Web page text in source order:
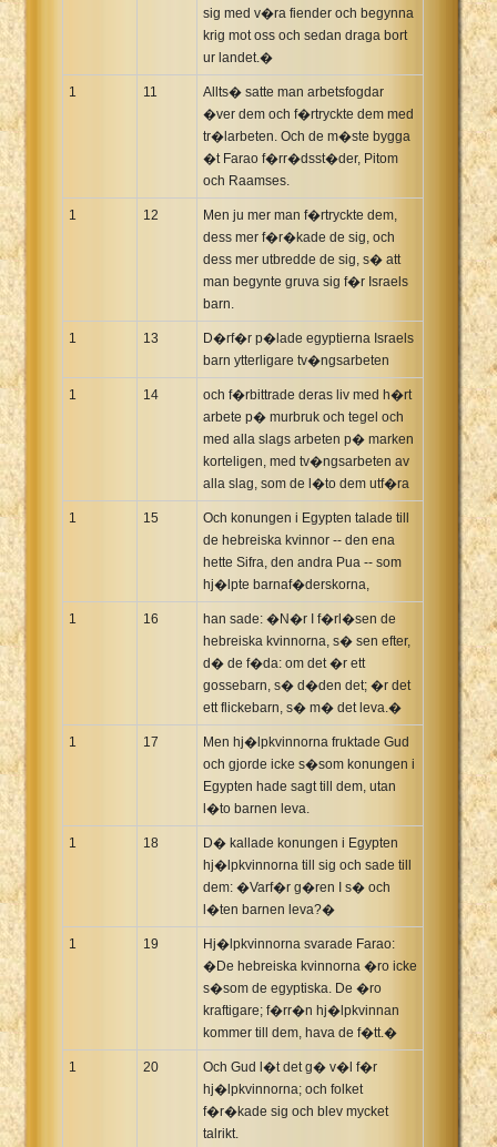
sig med v�ra fiender och begynna
krig mot oss och sedan draga bort
ur landet.�
1 11
Allts� satte man arbetsfogdar
�ver dem och f�rtryckte dem med
tr�larbeten. Och de m�ste bygga
�t Farao f�rr�dsst�der, Pitom
och Raamses.
1 12
Men ju mer man f�rtryckte dem,
dess mer f�r�kade de sig, och
dess mer utbredde de sig, s� att
man begynte gruva sig f�r Israels
barn.
1 13
D�rf�r p�lade egyptierna Israels
barn ytterligare tv�ngsarbeten
1 14
och f�rbittrade deras liv med h�rt
arbete p� murbruk och tegel och
med alla slags arbeten p� marken
korteligen, med tv�ngsarbeten av
alla slag, som de l�to dem utf�ra
1 15
Och konungen i Egypten talade till
de hebreiska kvinnor -- den ena
hette Sifra, den andra Pua -- som
hj�lpte barnaf�derskorna,
1 16
han sade: �N�r I f�rl�sen de
hebreiska kvinnorna, s� sen efter,
d� de f�da: om det �r ett
gossebarn, s� d�den det; �r det
ett flickebarn, s� m� det leva.�
1 17
Men hj�lpkvinnorna fruktade Gud
och gjorde icke s�som konungen i
Egypten hade sagt till dem, utan
l�to barnen leva.
1 18
D� kallade konungen i Egypten
hj�lpkvinnorna till sig och sade till
dem: �Varf�r g�ren I s� och
l�ten barnen leva?�
1 19
Hj�lpkvinnorna svarade Farao:
�De hebreiska kvinnorna �ro icke
s�som de egyptiska. De �ro
kraftigare; f�rr�n hj�lpkvinnan
kommer till dem, hava de f�tt.�
1 20
Och Gud l�t det g� v�l f�r
hj�lpkvinnorna; och folket
f�r�kade sig och blev mycket
talrikt.